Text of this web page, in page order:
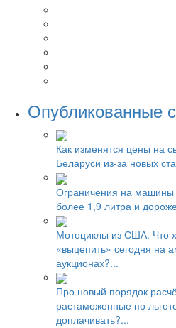
Опубликованные
Как изменятся цены на
Беларуси из-за новых
Ограничения на машины
более 1,9 литра и
Мотоциклы из США. Что
«выцепить» сегодня на
аукционах?...
Про новый порядок
растаможенные по
доплачивать?...